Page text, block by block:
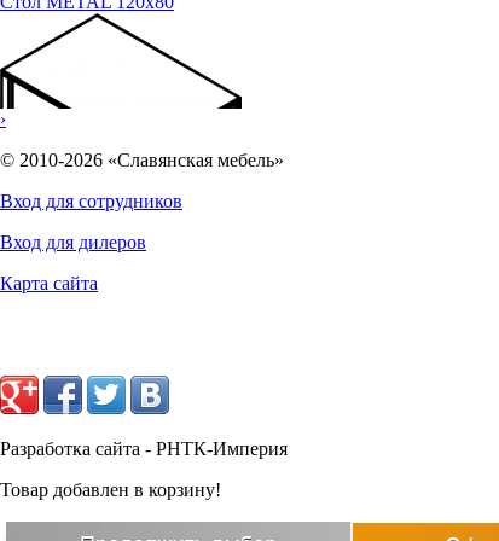
›
© 2010-2026 «Славянская мебель»
Вход для сотрудников
Вход для дилеров
Карта сайта
Разработка сайта - РНТК-Империя
Товар добавлен в корзину!